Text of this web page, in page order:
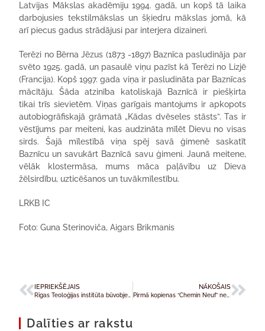
Latvijas Mākslas akadēmiju 1994. gadā, un kopš tā laika
darbojusies tekstilmākslas un šķiedru mākslas jomā, kā
arī piecus gadus strādājusi par interjera dizaineri.
Terēzi no Bērna Jēzus (1873 -1897) Baznīca pasludināja par
svēto 1925. gadā, un pasaulē viņu pazīst kā Terēzi no Lizjē
(Francija). Kopš 1997. gada viņa ir pasludināta par Baznīcas
mācītāju. Šāda atzinība katoliskajā Baznīcā ir piešķirta
tikai trīs sievietēm. Viņas garīgais mantojums ir apkopots
autobiogrāfiskajā grāmatā „Kādas dvēseles stāsts”. Tas ir
vēstījums par meiteni, kas audzināta mīlēt Dievu no visas
sirds. Šajā mīlestībā viņa spēj savā ģimenē saskatīt
Baznīcu un savukārt Baznīcā savu ģimeni. Jaunā meitene,
vēlāk klostermāsa, mums māca paļāvību uz Dieva
žēlsirdību, uzticēšanos un tuvākmīlestību.
LRKB IC
Foto: Guna Sterinoviča, Aigars Brikmanis
IEPRIEKŠĒJAIS NĀKOŠAIS
Pirmā kopienas “Chemin Neuf” nedēļas nogale jauniešiem Liepājā
Dalīties ar rakstu